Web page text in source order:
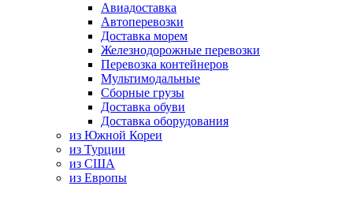
Авиадоставка
Автоперевозки
Доставка морем
Железнодорожные перевозки
Перевозка контейнеров
Мультимодальные
Сборные грузы
Доставка обуви
Доставка оборудования
из Южной Кореи
из Турции
из США
из Европы